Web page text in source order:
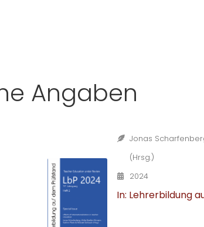
Angaben
Jonas
(Hrsg.)
2024
In: Lehrerbildung